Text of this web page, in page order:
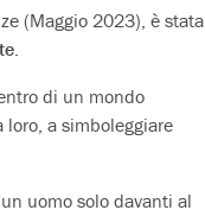
(Maggio 2023), è stata
di un mondo
a simboleggiare
un uomo solo davanti al